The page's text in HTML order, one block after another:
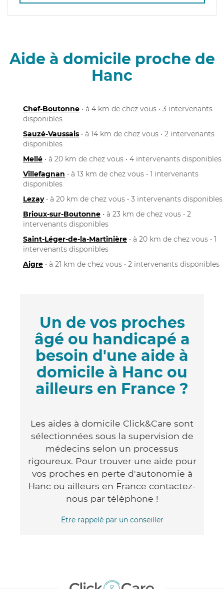
Aide à domicile proche de
Hanc
Chef-Boutonne • à 4 km de chez vous • 3 intervenants
disponibles
Sauzé-Vaussais • à 14 km de chez vous • 2 intervenants
disponibles
Mellé • à 20 km de chez vous • 4 intervenants disponibles
Villefagnan • à 13 km de chez vous • 1 intervenants
disponibles
Lezay• à 20 km de chez vous • 3 intervenants disponibles
Brioux-sur-Boutonne • à 23 km de chez vous • 2
intervenants disponibles
Saint-Léger-de-la-Martinière • à 20 km de chez vous • 1
intervenants disponibles
Aigre • à 21 km de chez vous • 2 intervenants disponibles
Un de vos proches
âgé ou handicapé a
besoin d'une aide à
domicile à Hanc ou
ailleurs en France ?
Les aides à domicile Click&Care sont
sélectionnées sous la supervision de
médecins selon un processus
rigoureux. Pour trouver une aide pour
vos proches en perte d'autonomie à
Hanc ou ailleurs en France contactez-
nous par téléphone !
Être rappelé par un conseiller